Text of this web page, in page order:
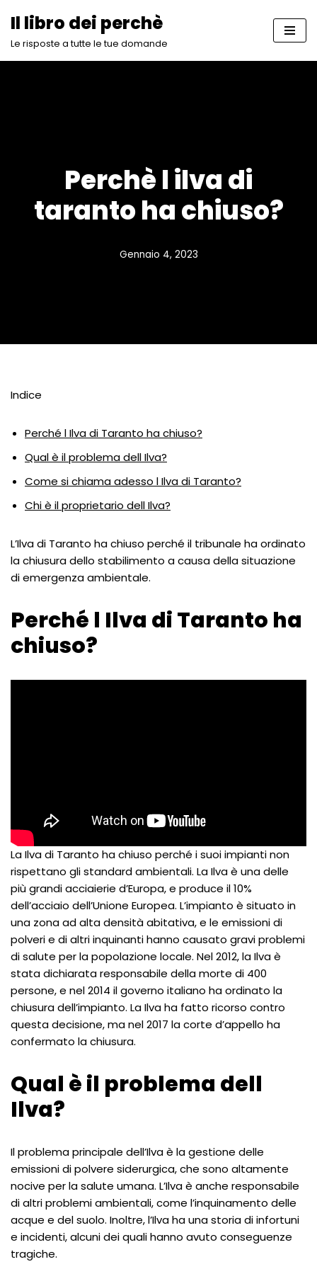
Vai
Il libro dei perchè
Le risposte a tutte le tue domande
Perchè l ilva di
taranto ha chiuso?
Gennaio 4, 2023
Indice
Perché l Ilva di Taranto ha chiuso?
Qual è il problema dell Ilva?
Come si chiama adesso l Ilva di Taranto?
Chi è il proprietario dell Ilva?
L’Ilva di Taranto ha chiuso perché il tribunale ha ordinato
la chiusura dello stabilimento a causa della situazione
di emergenza ambientale.
Perché l Ilva di Taranto ha
chiuso?
La Ilva di Taranto ha chiuso perché i suoi impianti non
rispettano gli standard ambientali. La Ilva è una delle
più grandi acciaierie d’Europa, e produce il 10%
dell’acciaio dell’Unione Europea. L’impianto è situato in
una zona ad alta densità abitativa, e le emissioni di
polveri e di altri inquinanti hanno causato gravi problemi
di salute per la popolazione locale. Nel 2012, la Ilva è
stata dichiarata responsabile della morte di 400
persone, e nel 2014 il governo italiano ha ordinato la
chiusura dell’impianto. La Ilva ha fatto ricorso contro
questa decisione, ma nel 2017 la corte d’appello ha
confermato la chiusura.
Qual è il problema dell
Ilva?
Il problema principale dell’Ilva è la gestione delle
emissioni di polvere siderurgica, che sono altamente
nocive per la salute umana. L’Ilva è anche responsabile
di altri problemi ambientali, come l’inquinamento delle
acque e del suolo. Inoltre, l’Ilva ha una storia di infortuni
e incidenti, alcuni dei quali hanno avuto conseguenze
tragiche.